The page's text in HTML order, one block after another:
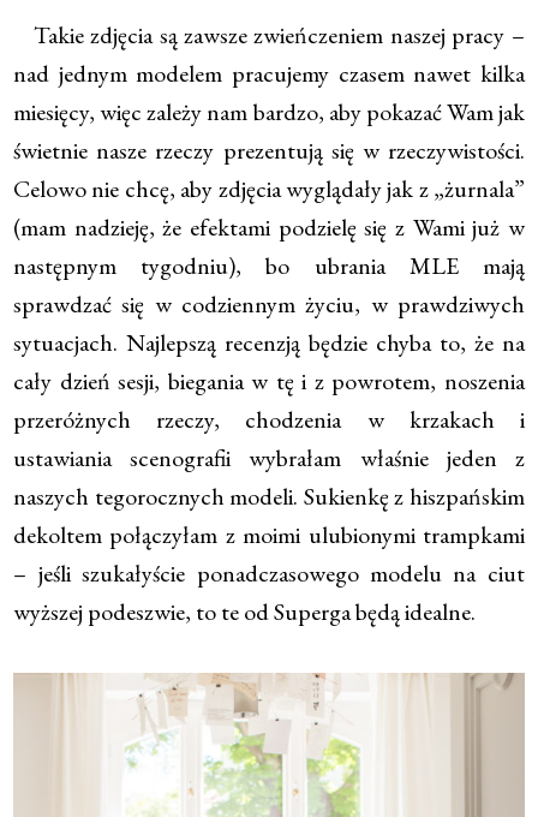
Takie zdjęcia są zawsze zwieńczeniem naszej pracy –
nad jednym modelem pracujemy czasem nawet kilka
miesięcy, więc zależy nam bardzo, aby pokazać Wam jak
świetnie nasze rzeczy prezentują się w rzeczywistości.
Celowo nie chcę, aby zdjęcia wyglądały jak z „żurnala”
(mam nadzieję, że efektami podzielę się z Wami już w
następnym tygodniu), bo ubrania MLE mają
sprawdzać się w codziennym życiu, w prawdziwych
sytuacjach. Najlepszą recenzją będzie chyba to, że na
cały dzień sesji, biegania w tę i z powrotem, noszenia
przeróżnych rzeczy, chodzenia w krzakach i
ustawiania scenografii wybrałam właśnie jeden z
naszych tegorocznych modeli. Sukienkę z hiszpańskim
dekoltem połączyłam z moimi ulubionymi trampkami
– jeśli szukałyście ponadczasowego modelu na ciut
wyższej podeszwie, to te od Superga będą idealne.